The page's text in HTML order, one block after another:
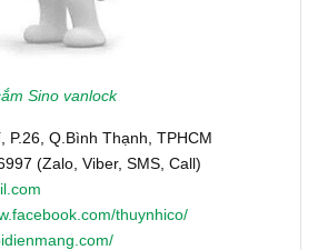
Sino vanlock
P.26, Q.Bình Thạnh, TPHCM
(Zalo, Viber, SMS, Call)
thuynhico/